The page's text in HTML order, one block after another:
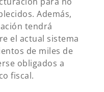
Además,
tendrá
el actual sistema
de miles de
obligados a
fiscal.